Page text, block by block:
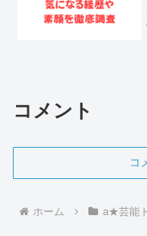
コメント
コ
ホーム a★芸能